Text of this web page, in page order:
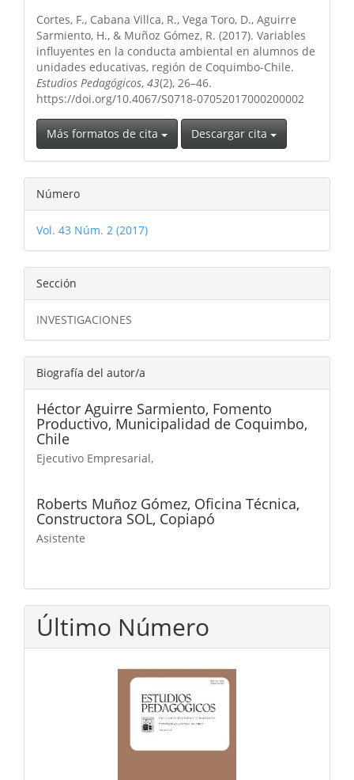
artículo
Cortes, F., Cabana Villca, R., Vega Toro, D., Aguirre
Sarmiento, H., & Muñoz Gómez, R. (2017). Variables
influyentes en la conducta ambiental en alumnos de
unidades educativas, región de Coquimbo-Chile.
Estudios Pedagógicos, 43(2), 26–46.
https://doi.org/10.4067/S0718-07052017000200002
Más formatos de cita Descargar cita
Número
Vol. 43 Núm. 2 (2017)
Sección
INVESTIGACIONES
Biografía del autor/a
Héctor Aguirre Sarmiento, Fomento
Productivo, Municipalidad de Coquimbo,
Chile
Ejecutivo Empresarial,
Roberts Muñoz Gómez, Oficina Técnica,
Constructora SOL, Copiapó
Asistente
Último Número